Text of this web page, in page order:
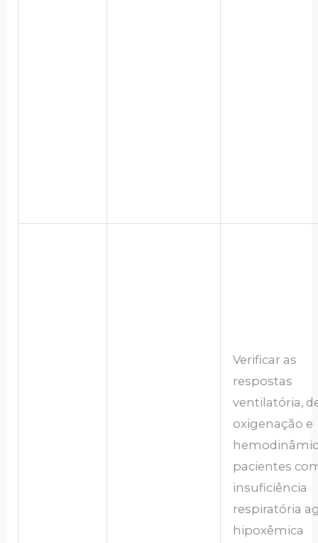
Verificar as
respostas
ventilatória,
oxigenação e
pacientes
insuficiência
respiratória
hipoxêmica